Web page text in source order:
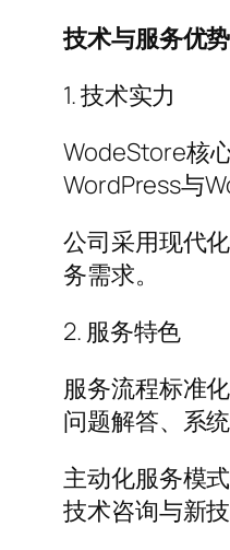
技术与服务优势
1. 技术实力
WodeStore核
WordPress与
公司采用现代
务需求。
2. 服务特色
服务流程标准
问题解答、系
主动化服务模
技术咨询与新